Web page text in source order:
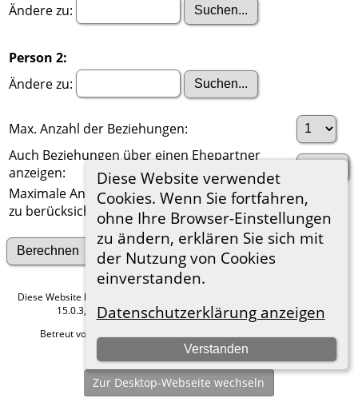
Diese Website verwendet
Cookies. Wenn Sie fortfahren,
ohne Ihre Browser-Einstellungen
zu ändern, erklären Sie sich mit
der Nutzung von Cookies
einverstanden.
Datenschutzerklärung anzeigen
Verstanden
Ändere zu:
Person 2:
Ändere zu:
Max. Anzahl der Beziehungen:
Auch Beziehungen über einen Ehepartner
anzeigen:
Maximale Anzahl der
zu berücksichtigenden Generationen:
Suche nach anderen Verbindungen
Diese Website läuft mit
15.0.3, programmiert von Darrin Lythgoe © 2001-2026.
Betreut von
Hier geht es zum Impressum
Zur Desktop-Webseite wechseln